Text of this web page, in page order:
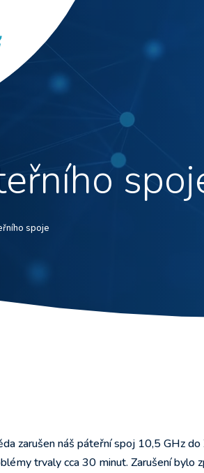
spoje
zarušen náš páteřní spoj 10,5 GHz do
trvaly cca 30 minut. Zarušení bylo